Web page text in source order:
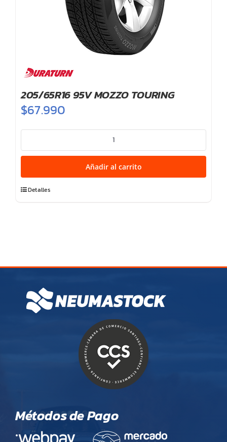
205/65R16 95V MOZZO TOURING
$67.990
95V
MOZZO
cantidad
Añadir al carrito
Detalles
Métodos de Pago